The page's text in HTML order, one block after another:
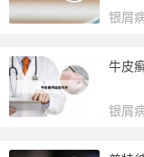
银屑
牛皮
银屑